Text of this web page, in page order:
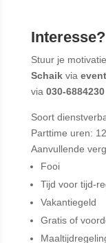
Interesse?
Stuur je
Schaikvia
via 030-6884230
Soort
Parttime uren:
Aanvullende
Fooi
Tijd voor tijd-
Vakantiegeld
Gratis of